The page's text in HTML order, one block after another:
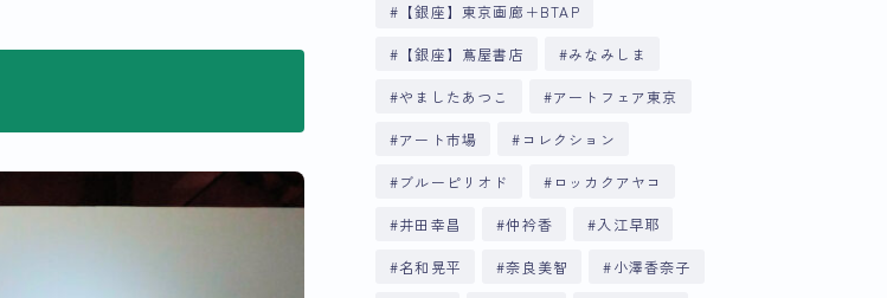
【銀座】東京画廊＋BTAP
【銀座】蔦屋書店 みなみしま
やましたあつこ アートフェア東京
アート市場 コレクション
ブルーピリオド ロッカクアヤコ
井田幸昌 仲衿香 入江早耶
名和晃平 奈良美智 小澤香奈子